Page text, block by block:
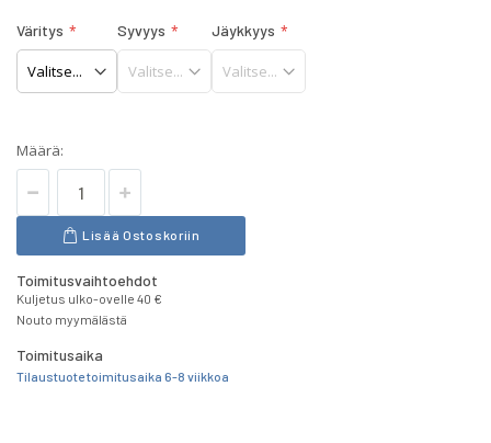
Väritys Syvyys Jäykkyys
Määrä:
Lisää Ostoskoriin
Toimitusvaihtoehdot
Kuljetus ulko-ovelle 40 €
Nouto myymälästä
Toimitusaika
Tilaustuote toimitusaika 6-8 viikkoa